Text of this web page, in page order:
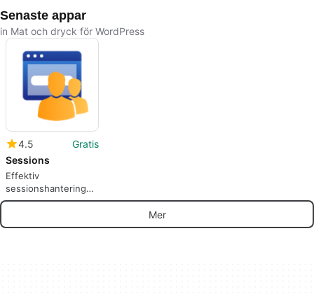
Senaste appar
in Mat och dryck för WordPress
4.5
Gratis
Sessions
Effektiv
sessionshantering
för WordPress
Mer